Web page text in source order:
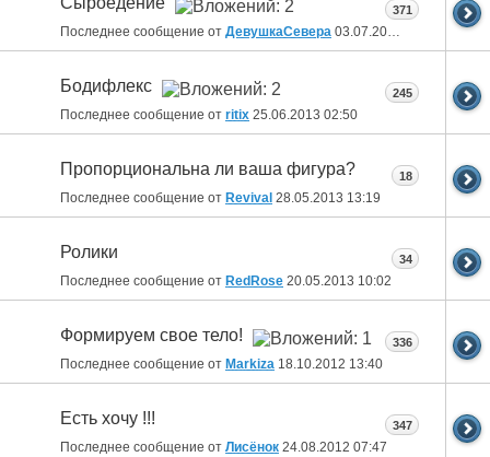
Последнее сообщение от ДевушкаСевера 03.07.2013
371
Бодифлекс
Последнее сообщение от ritix 25.06.2013 02:50
245
Пропорциональна ли ваша фигура?
Последнее сообщение от Revival 28.05.2013 13:19
18
Ролики
Последнее сообщение от RedRose 20.05.2013 10:02
34
Формируем свое тело!
Последнее сообщение от Markiza 18.10.2012 13:40
336
Есть хочу !!!
Последнее сообщение от Лисёнок 24.08.2012 07:47
347